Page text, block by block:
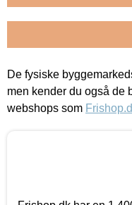
De fysiske
men kender du også de
webshops som